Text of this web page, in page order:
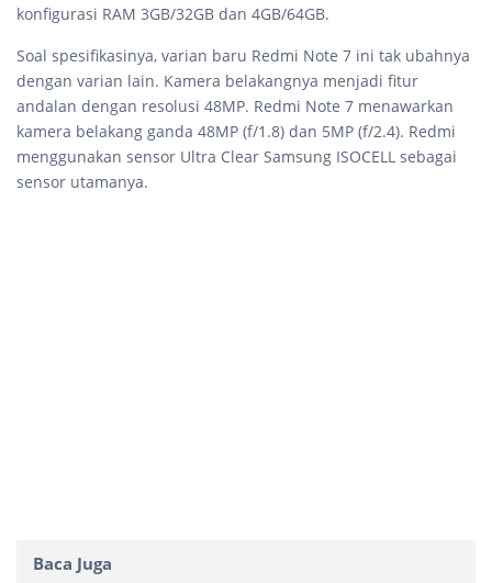
konfigurasi RAM 3GB/32GB dan 4GB/64GB.
Soal spesifikasinya, varian baru Redmi Note 7 ini tak ubahnya
dengan varian lain. Kamera belakangnya menjadi fitur
andalan dengan resolusi 48MP. Redmi Note 7 menawarkan
kamera belakang ganda 48MP (f/1.8) dan 5MP (f/2.4). Redmi
menggunakan sensor Ultra Clear Samsung ISOCELL sebagai
sensor utamanya.
Baca Juga